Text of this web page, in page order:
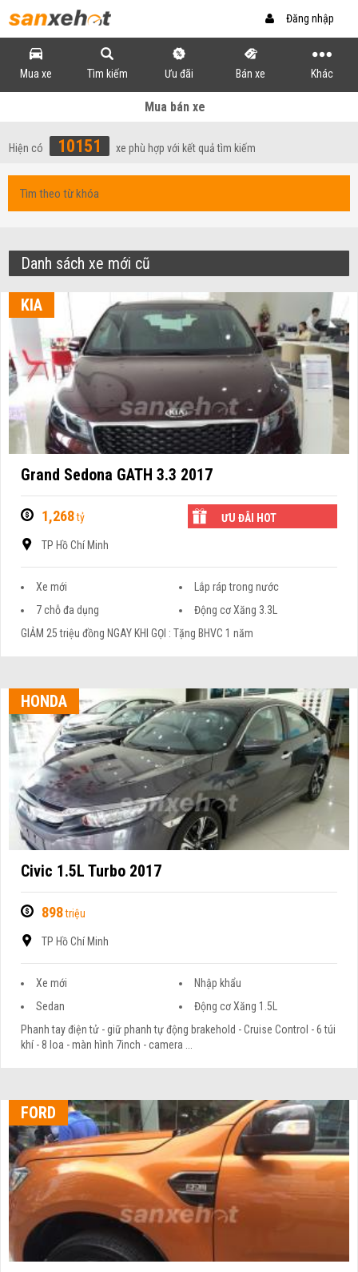
Đăng nhập
Mua xe Tìm kiếm Ưu đãi Bán xe Khác
Mua bán xe
Hiện có 10151 xe phù hợp với kết quả tìm kiếm
Danh sách xe mới cũ
KIA
Grand Sedona GATH 3.3 2017
1,268tỷ ƯU ĐÃI HOT
TP Hồ Chí Minh
Xe mới
Lắp ráp trong nước
7 chỗ đa dụng
Động cơ Xăng 3.3L
GIẢM 25 triệu đồng NGAY KHI GỌI : Tặng BHVC 1 năm
HONDA
Civic 1.5L Turbo 2017
898triệu
TP Hồ Chí Minh
Xe mới
Nhập khẩu
Sedan
Động cơ Xăng 1.5L
Phanh tay điện tử - giữ phanh tự động brakehold - Cruise Control - 6 túi
khí - 8 loa - màn hình 7inch - camera ...
FORD